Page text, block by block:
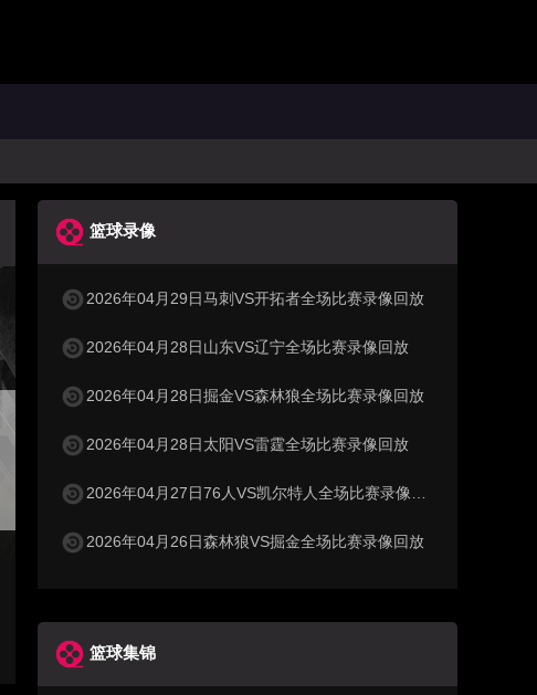
篮球录像
2026年04月29日马刺VS开拓者全场比赛录像回放
2026年04月28日山东VS辽宁全场比赛录像回放
2026年04月28日掘金VS森林狼全场比赛录像回放
2026年04月28日太阳VS雷霆全场比赛录像回放
2026年04月27日76人VS凯尔特人全场比赛录像回放
2026年04月26日森林狼VS掘金全场比赛录像回放
篮球集锦